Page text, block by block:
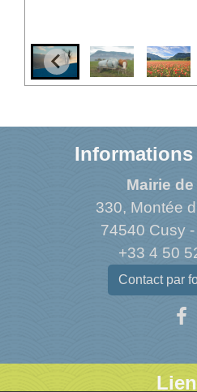
Mairie
330, Montée
74540 Cusy
+33 4 50
Contact par